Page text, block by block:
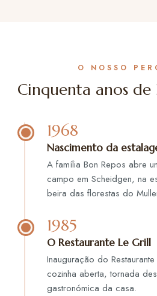
O NOSSO
Cinquenta anos
1968
Nascimento da
A família Bon Repos abre
campo em Scheidgen, na
beira das florestas do
1985
O Restaurante Le Grill
Inauguração do
cozinha aberta, tornada
gastronómica da casa.